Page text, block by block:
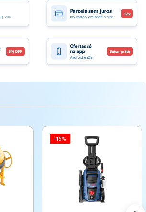
-15%